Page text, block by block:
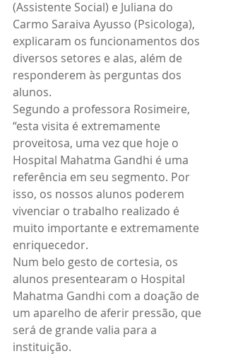
(Assistente Social) e Juliana do
Carmo Saraiva Ayusso (Psicologa),
explicaram os funcionamentos dos
diversos setores e alas, além de
responderem às perguntas dos
alunos.
Segundo a professora Rosimeire,
“esta visita é extremamente
proveitosa, uma vez que hoje o
Hospital Mahatma Gandhi é uma
referência em seu segmento. Por
isso, os nossos alunos poderem
vivenciar o trabalho realizado é
muito importante e extremamente
enriquecedor.
Num belo gesto de cortesia, os
alunos presentearam o Hospital
Mahatma Gandhi com a doação de
um aparelho de aferir pressão, que
será de grande valia para a
instituição.